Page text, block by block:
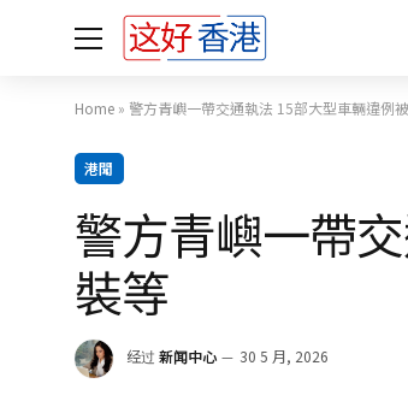
Home » 警方青嶼一帶交通執法 15部大型車輛違例
港聞
警方青嶼一帶
裝等
经过 新闻中心 30 5 月, 2026